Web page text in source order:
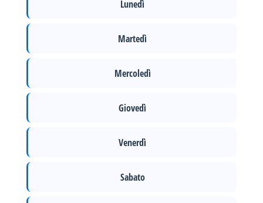
Lunedì
Martedì
Mercoledì
Giovedì
Venerdì
Sabato